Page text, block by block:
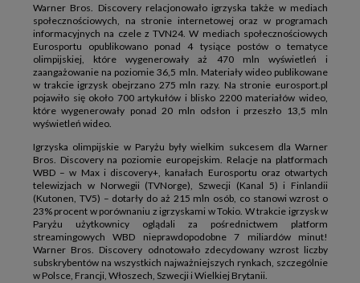
Warner Bros. Discovery relacjonowało igrzyska także w mediach
społecznościowych, na stronie internetowej oraz w programach
informacyjnych na czele z TVN24. W mediach społecznościowych
Eurosportu opublikowano ponad 4 tysiące postów o tematyce
olimpijskiej, które wygenerowały aż 470 mln wyświetleń i
zaangażowanie na poziomie 36,5 mln. Materiały wideo publikowane
w trakcie igrzysk obejrzano 275 mln razy. Na stronie eurosport.pl
pojawiło się około 700 artykułów i blisko 2200 materiałów wideo,
które wygenerowały ponad 20 mln odsłon i przeszło 13,5 mln
wyświetleń wideo.
Igrzyska olimpijskie w Paryżu były wielkim sukcesem dla Warner
Bros. Discovery na poziomie europejskim. Relacje na platformach
WBD – w Max i discovery+, kanałach Eurosportu oraz otwartych
telewizjach w Norwegii (TVNorge), Szwecji (Kanal 5) i Finlandii
(Kutonen, TV5) – dotarły do aż 215 mln osób, co stanowi wzrost o
23% procent w porównaniu z igrzyskami w Tokio. W trakcie igrzysk w
Paryżu użytkownicy oglądali za pośrednictwem platform
streamingowych WBD nieprawdopodobne 7 miliardów minut!
Warner Bros. Discovery odnotowało zdecydowany wzrost liczby
subskrybentów na wszystkich najważniejszych rynkach, szczególnie
w Polsce, Francji, Włoszech, Szwecji i Wielkiej Brytanii.